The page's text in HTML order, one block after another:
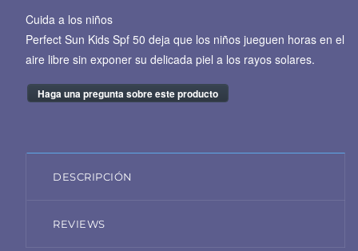
Cuida a los niños
Perfect Sun Kids Spf 50 deja que los niños jueguen horas en el
aire libre sin exponer su delicada piel a los rayos solares.
Haga una pregunta sobre este producto
DESCRIPCIÓN
REVIEWS